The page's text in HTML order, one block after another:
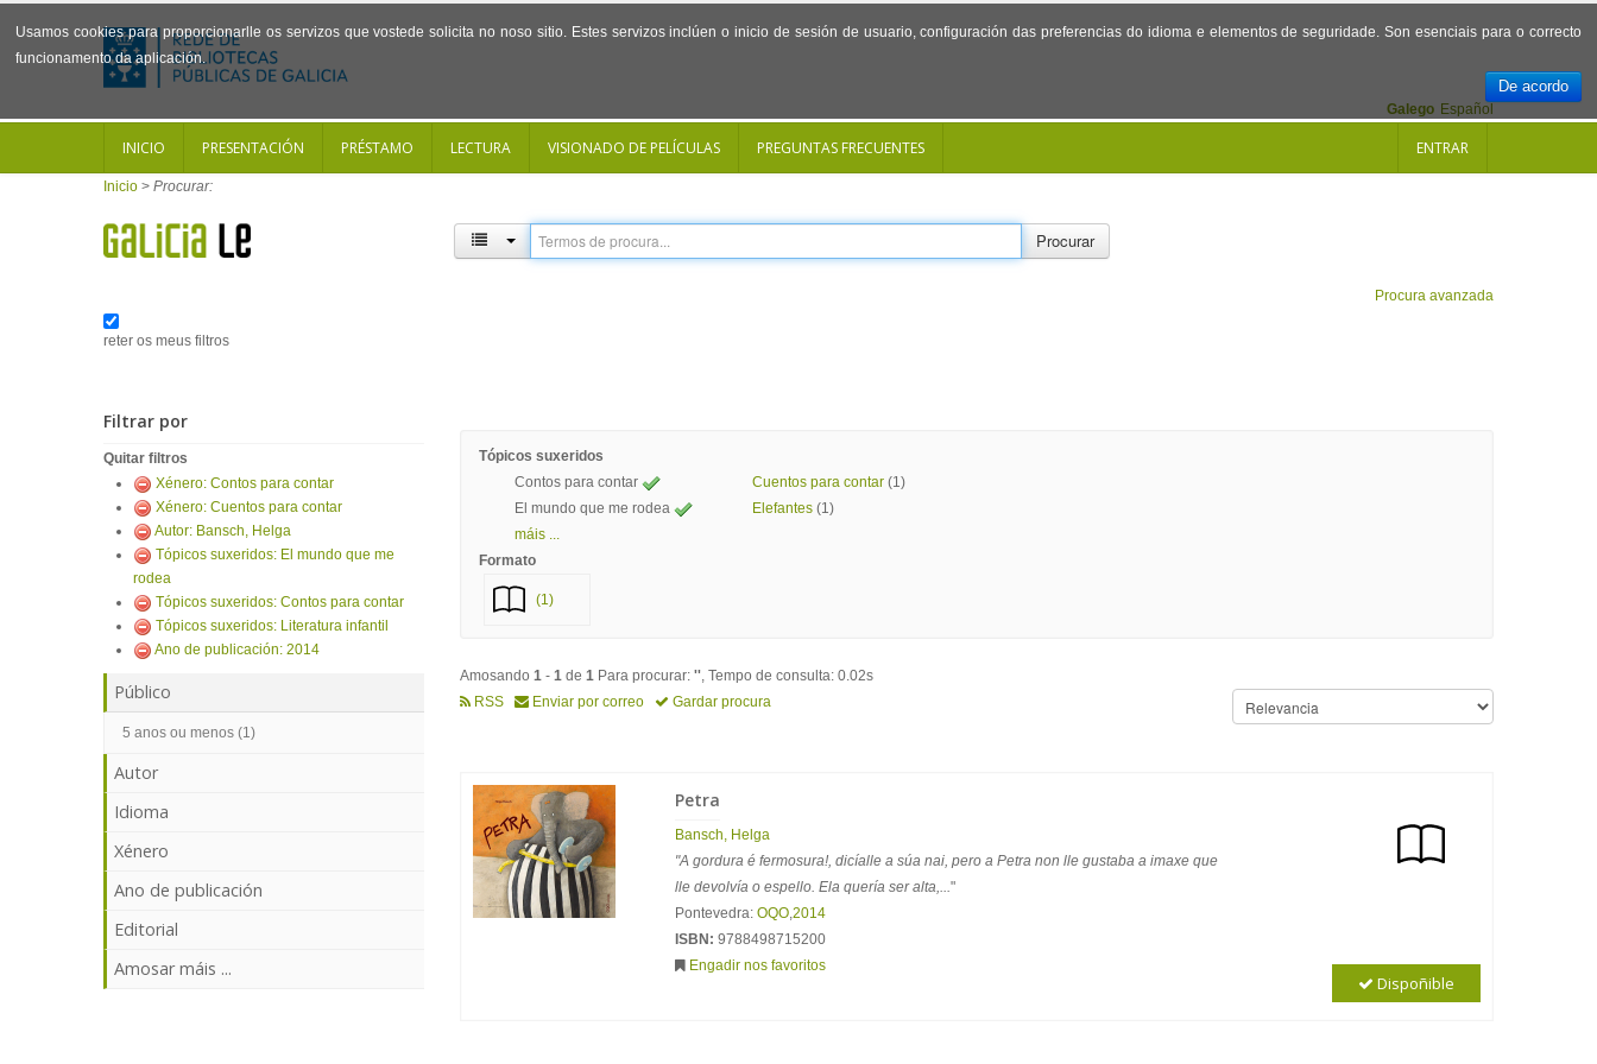
Usamos cookies para proporcionarlle os servizos que vostede solicita no noso sitio. Estes servizos inclúen o inicio de sesión de usuario, configuración das preferencias do idioma e elementos de seguridade. Son esenciais para o correcto
funcionamento da aplicación.
De acordo
Español
Galego
INICIO PRESENTACIÓN PRÉSTAMO LECTURA VISIONADO DE PELÍCULAS PREGUNTAS FRECUENTES ENTRAR
Inicio > Procurar:
Procurar
Procura avanzada
reter os meus filtros
Filtrar por
Quitar filtros
Xénero: Contos para contar
Xénero: Cuentos para contar
Autor: Bansch, Helga
Tópicos suxeridos: El mundo que me
rodea
Tópicos suxeridos: Contos para contar
Tópicos suxeridos: Literatura infantil
Ano de publicación: 2014
Público
5 anos ou menos (1)
Autor
Idioma
Xénero
Ano de publicación
Editorial
Amosar máis ...
Tópicos suxeridos
Contos para contar
Cuentos para contar (1)
El mundo que me rodea
Elefantes (1)
máis ...
Formato
(1)
Amosando 1 - 1 de 1 Para procurar: '', Tempo de consulta: 0.02s
RSS
Enviar por correo Gardar procura
Petra
Bansch, Helga
"A gordura é fermosura!, dicíalle a súa nai, pero a Petra non lle gustaba a imaxe que
lle devolvía o espello. Ela quería ser alta,..."
Pontevedra: OQO,2014
ISBN: 9788498715200
Engadir nos favoritos
Dispoñible